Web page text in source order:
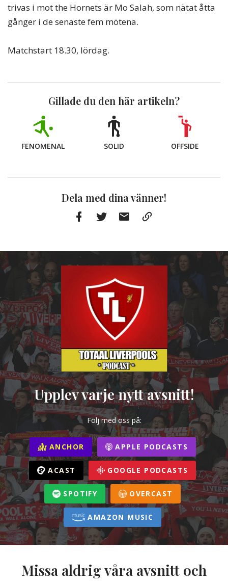
trivas i mot the Hornets är Mo Salah, som nätat åtta
gånger i de senaste fem mötena.
Matchstart 18.30, lördag.
Gillade du den här artikeln?
FENOMENAL SOLID OFFSIDE
Dela med dina vänner!
Urklipp
Upplev varje nytt avsnitt!
Följ med oss på:
ANCHOR APPLE PODCASTS
ACAST GOOGLE PODCASTS
SPOTIFY OVERCAST
AMAZON MUSIC
Missa aldrig våra avsnitt och